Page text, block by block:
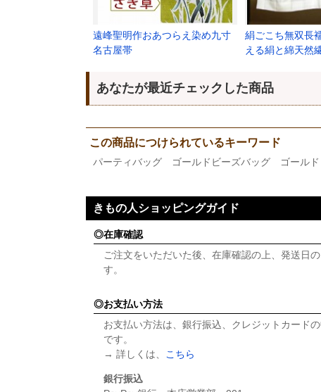
遠峰聖明作おあつらえ染め九寸
名古屋帯
絹ごこち無双長
える絹と綿天然
あなたが最近チェックした商品
この商品につけられているキーワード
パーティバッグ ゴールドビーズバッグ ゴールド
きもの人ショッピングガイド
在庫確認
ご注文をいただいた後、在庫確認の上、発送日
す。
お支払い方法
お支払い方法は、銀行振込、クレジットカード
です。
→ 詳しくは、 こちら
銀行振込